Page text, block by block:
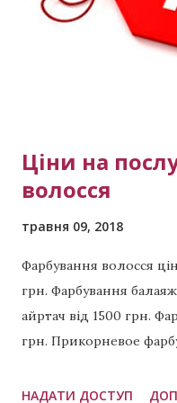
делают рельефное
Мастер Виктория тел:
423 8294 тел +380 98
Ціни на
волосся
травня 09, 2018
Фарбування волосся
грн. Фарбування
айртач від 1500 грн.
грн. Прикорневое
виконаних робіт:
НАДАТИ ДОСТУП